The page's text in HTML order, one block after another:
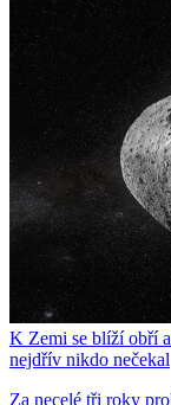
K Zemi se blíží obří
nejdřív nikdo nečekal
Za necelé tři roky